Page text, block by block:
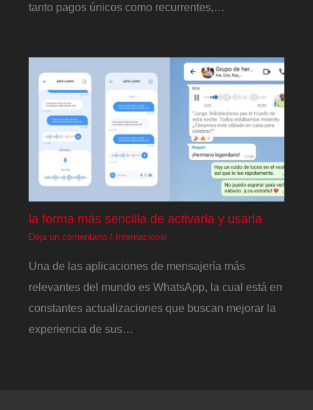
tanto pagos únicos como recurrentes,…
la forma más sencilla de activarla y usarla
Deja un comentario / Internacional
Una de las aplicaciones de mensajería más
relevantes del mundo es WhatsApp, la cual está en
constantes actualizaciones que buscan mejorar la
experiencia de sus…